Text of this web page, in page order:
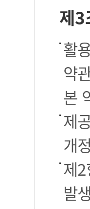
제
활
약
본
제
개
제
발